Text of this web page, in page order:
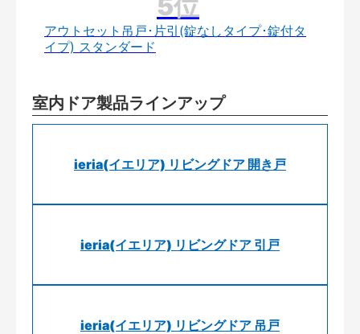
アウトセット吊戸･片引(錠なしタイプ･錠付タ
イプ) スタンダード
室内ドア製品ラインアップ
ieria(イエリア) リビングドア 開き戸
ieria(イエリア) リビングドア 引戸
ieria(イエリア) リビングドア 吊戸